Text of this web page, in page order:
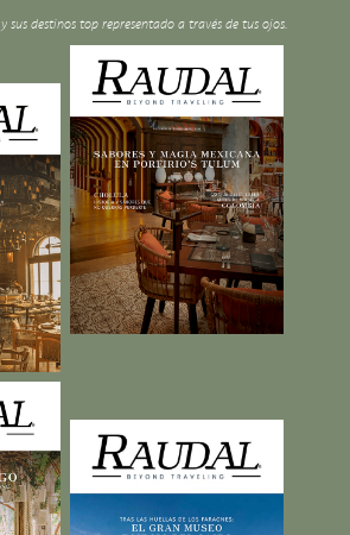
sus destinos top representado a través de tus ojos.